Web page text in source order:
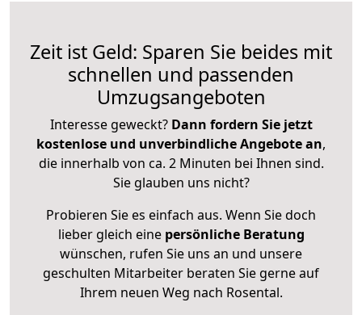
Zeit ist Geld: Sparen Sie beides mit
schnellen und passenden
Umzugsangeboten
Interesse geweckt? Dann fordern Sie jetzt
kostenlose und unverbindliche Angebote an,
die innerhalb von ca. 2 Minuten bei Ihnen sind.
Sie glauben uns nicht?
Probieren Sie es einfach aus. Wenn Sie doch
lieber gleich eine persönliche Beratung
wünschen, rufen Sie uns an und unsere
geschulten Mitarbeiter beraten Sie gerne auf
Ihrem neuen Weg nach Rosental.